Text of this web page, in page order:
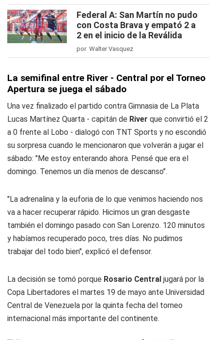
Federal A: San Martín no pudo
con Costa Brava y empató 2 a
2 en el inicio de la Reválida
por Walter Vasquez
La semifinal entre River - Central por el Torneo
Apertura se juega el sábado
Una vez finalizado el partido contra Gimnasia de La Plata
Lucas Martínez Quarta - capitán de River que convirtió el 2
a 0 frente al Lobo - dialogó con TNT Sports y no escondió
su sorpresa cuando le mencionaron que volverán a jugar el
sábado: "Me estoy enterando ahora. Pensé que era el
domingo. Tenemos un día menos de descanso".
"La adrenalina y la euforia de lo que venimos haciendo nos
va a hacer recuperar rápido. Hicimos un gran desgaste
también el domingo pasado con San Lorenzo. 120 minutos
y habíamos recuperado poco, tres días. No pudimos
trabajar del todo bien", explicó el defensor.
La decisión se tomó porque Rosario Central jugará por la
Copa Libertadores el martes 19 de mayo ante Universidad
Central de Venezuela por la quinta fecha del torneo
internacional más importante del continente.